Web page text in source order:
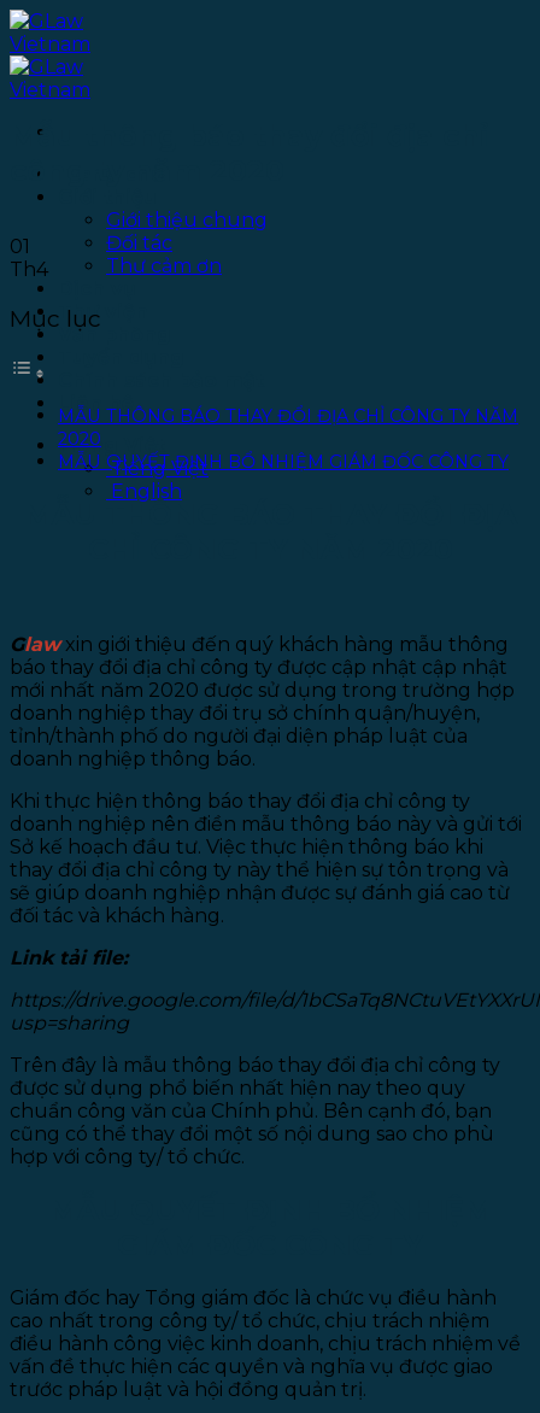
Bỏ
qua
nội
dung
Giới thiệu chung
Đối tác
Thư cảm ơn
Thư viện
Văn phòng
Liên hệ
Tiếng Việt
Tiếng Việt
English
Mẫu thông báo thay đổi địa chỉ
công ty năm 2020
01
Th4
Mục lục
MẪU THÔNG BÁO THAY ĐỔI ĐỊA CHỈ CÔNG TY NĂM
2020
MẪU QUYẾT ĐỊNH BỔ NHIỆM GIÁM ĐỐC CÔNG TY
Glawxin giới thiệu đến quý khách hàng mẫu thông
báo thay đổi địa chỉ công ty được cập nhật cập nhật
mới nhất năm 2020 được sử dụng trong trường hợp
doanh nghiệp thay đổi trụ sở chính quận/huyện,
tỉnh/thành phố do người đại diện pháp luật của
doanh nghiệp thông báo.
Khi thực hiện thông báo thay đổi địa chỉ công ty
doanh nghiệp nên điền mẫu thông báo này và gửi tới
Sở kế hoạch đầu tư. Việc thực hiện thông báo khi
thay đổi địa chỉ công ty này thể hiện sự tôn trọng và
sẽ giúp doanh nghiệp nhận được sự đánh giá cao từ
đối tác và khách hàng.
Link tải file:
https://drive.google.com/file/d/
usp=sharing
Trên đây là mẫu thông báo thay đổi địa chỉ công ty
được sử dụng phổ biến nhất hiện nay theo quy
chuẩn công văn của Chính phủ. Bên cạnh đó, bạn
cũng có thể thay đổi một số nội dung sao cho phù
hợp với công ty/ tổ chức.
Giám đốc hay Tổng giám đốc là chức vụ điều hành
cao nhất trong công ty/ tổ chức, chịu trách nhiệm
điều hành công việc kinh doanh, chịu trách nhiệm về
vấn đề thực hiện các quyền và nghĩa vụ được giao
trước pháp luật và hội đồng quản trị.